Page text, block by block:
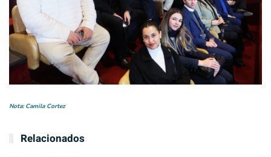
Nota: Camila Cortez
Relacionados